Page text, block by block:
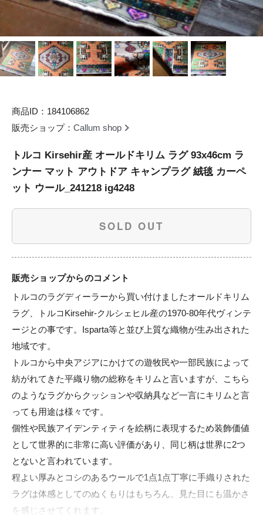
商品ID：184106862
販売ショップ： Callum shop
トルコ Kirsehir産 オールドキリム ラグ 93x46cm ラ
ンナー マット アウトドア キャンプラグ 絨毯 カーペ
ット ウール_241218 ig4248
SOLD OUT
販売ショップからのコメント
トルコのラグディーラーから買い付けましたオールドキリム
ラグ、トルコKirsehir-クルシェヒル産の1970-80年代ヴィンテ
ージとの事です。Isparta等と並び上質な織物が生み出された
地域です。
トルコから中央アジアにかけての遊牧民や一部民族によって
紡がれてきた平織り物の総称をキリムと言いますが、こちら
のようなラグからクッションや収納具など一言にキリムと言
っても用途は様々です。
個性や民族アイデンティティを絵柄に表現するため装飾価値
として世界的に非常に高い評価があり、同じ柄は世界に2つ
とないと言われています。
程よい厚みとコシのあるウールで1点1点丁寧に手織りされた
ラグは体感としてのぬくもりはもちろん、見た目にも温かさ
を感じさせてくれます。